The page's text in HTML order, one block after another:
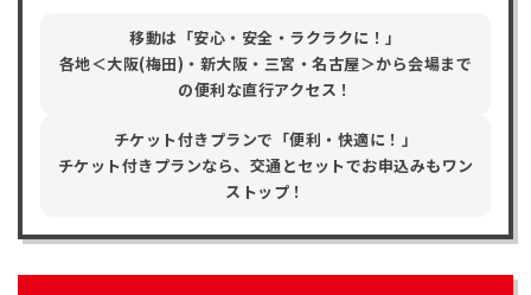
移動は「安心・安全・ラクラクに！」
各地＜大阪(梅田)・新大阪・三宮・名古屋＞から会場まで
の便利な直行アクセス！
チケット付きプランで「便利・快適に！」
チケット付きプランなら、交通とセットでお申込みもワン
ストップ！